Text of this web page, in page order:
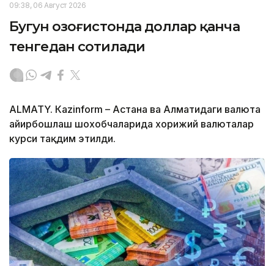
09:38, 06 Август 2026
Бугун Қозоғистонда доллар қанча
тенгедан сотилади
ALMATY. Кazinform – Астана ва Алматидаги валюта
айирбошлаш шохобчаларида хорижий валюталар
курси тақдим этилди.